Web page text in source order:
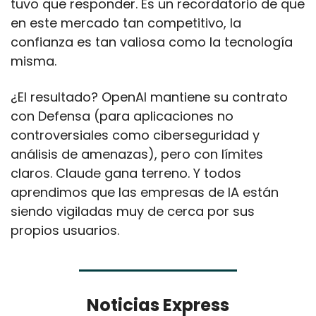
tuvo que responder. Es un recordatorio de que
en este mercado tan competitivo, la
confianza es tan valiosa como la tecnología
misma.
¿El resultado? OpenAI mantiene su contrato
con Defensa (para aplicaciones no
controversiales como ciberseguridad y
análisis de amenazas), pero con límites
claros. Claude gana terreno. Y todos
aprendimos que las empresas de IA están
siendo vigiladas muy de cerca por sus
propios usuarios.
Noticias Express